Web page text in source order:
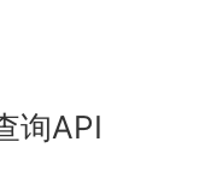
询API